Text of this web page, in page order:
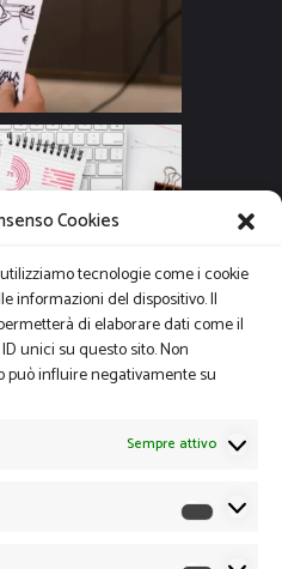
Cookies
tecnologie come i cookie
informazioni del dispositivo. Il
di elaborare dati come il
unici su questo sito. Non
può influire negativamente su
Sempre attivo